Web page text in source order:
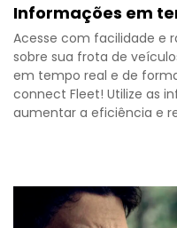
Informações em
Acesse com facilidade e
sobre sua frota de
em tempo real e de
connect Fleet! Utilize as
aumentar a eficiência e